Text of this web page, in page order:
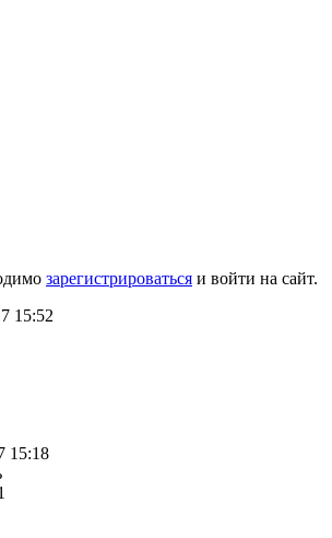
зарегистрироваться и войти на сайт.
15:52
15:18